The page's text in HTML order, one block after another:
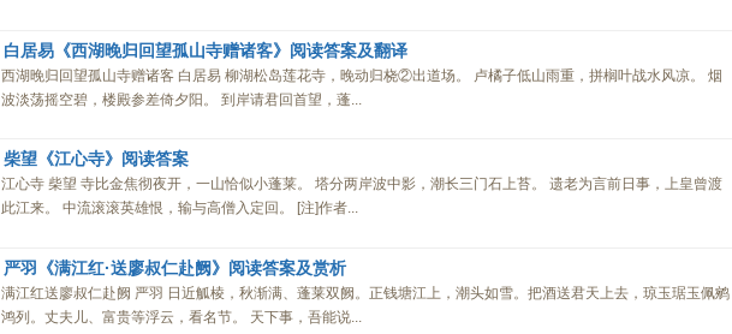
白居易《西湖晚归回望孤山寺赠诸客》阅读答案及翻译
西湖晚归回望孤山寺赠诸客 白居易 柳湖松岛莲花寺，晚动归桡②出道场。 卢橘子低山雨重，拼榈叶战水风凉。 烟
波淡荡摇空碧，楼殿参差倚夕阳。 到岸请君回首望，蓬...
柴望《江心寺》阅读答案
江心寺 柴望 寺比金焦彻夜开，一山恰似小蓬莱。 塔分两岸波中影，潮长三门石上苔。 遗老为言前日事，上皇曾渡
此江来。 中流滚滚英雄恨，输与高僧入定回。 [注]作者...
严羽《满江红·送廖叔仁赴阙》阅读答案及赏析
满江红送廖叔仁赴阙 严羽 日近觚棱，秋渐满、蓬莱双阙。正钱塘江上，潮头如雪。把酒送君天上去，琼玉琚玉佩鹓
鸿列。丈夫儿、富贵等浮云，看名节。 天下事，吾能说...